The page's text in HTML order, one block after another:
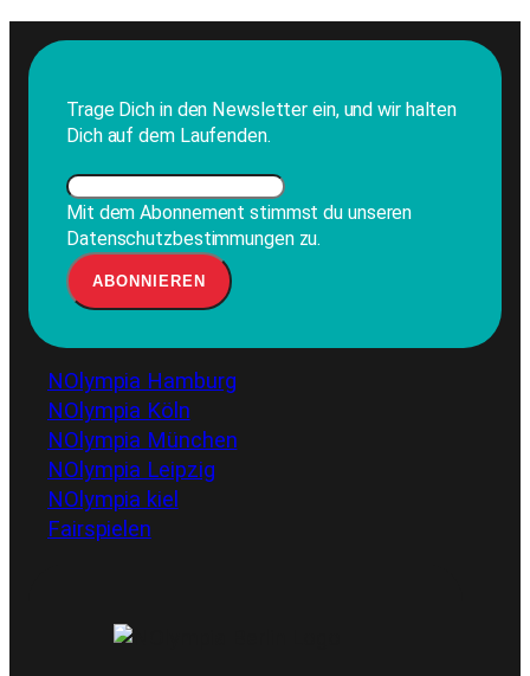
Trage Dich in den Newsletter ein, und wir halten
Dich auf dem Laufenden.
Mit dem Abonnement stimmst du unseren
Datenschutzbestimmungen zu.
NOlympia Hamburg
NOlympia Köln
NOlympia München
NOlympia Leipzig
NOlympia kiel
Fairspielen